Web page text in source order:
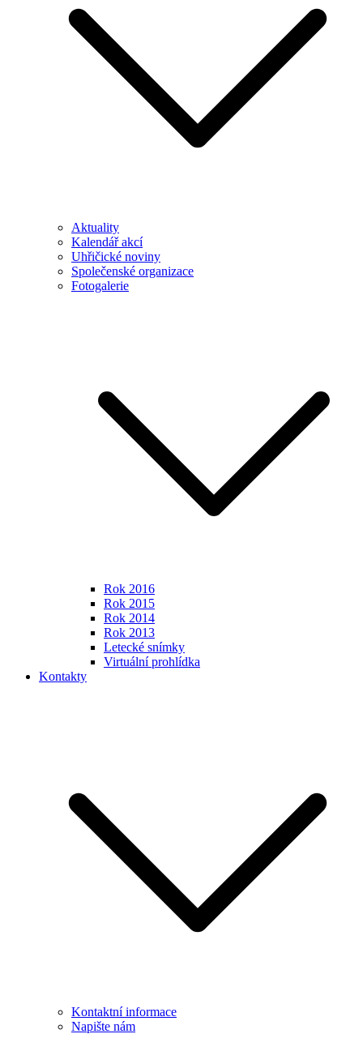
Aktuality
Kalendář akcí
Uhřičické noviny
Společenské organizace
Fotogalerie
Rok 2016
Rok 2015
Rok 2014
Rok 2013
Letecké snímky
Virtuální prohlídka
Kontakty
Kontaktní informace
Napište nám